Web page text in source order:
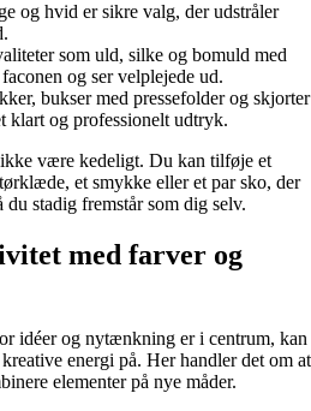
og hvid er sikre valg, der udstråler
som uld, silke og bomuld med
og ser velplejede ud.
bukser med pressefolder og skjorter
klart og professionelt udtryk.
være kedeligt. Du kan tilføje et
et smykke eller et par sko, der
stadig fremstår som dig selv.
med farver og
idéer og nytænkning er i centrum, kan
energi på. Her handler det om at
elementer på nye måder.